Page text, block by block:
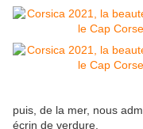
puis, de la mer, nous
écrin de verdure.